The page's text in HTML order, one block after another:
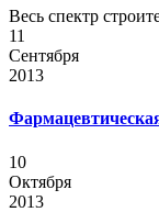
Весь спектр
11
Сентября
2013
10
Октября
2013